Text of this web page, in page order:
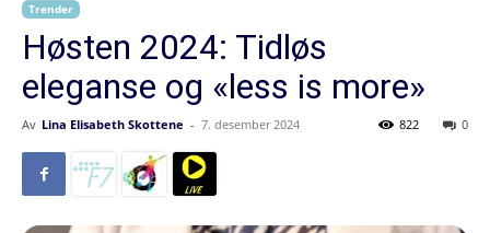
Trender
Høsten 2024: Tidløs
eleganse og «less is more»
Av Lina Elisabeth Skottene - 7. desember 2024 0
822